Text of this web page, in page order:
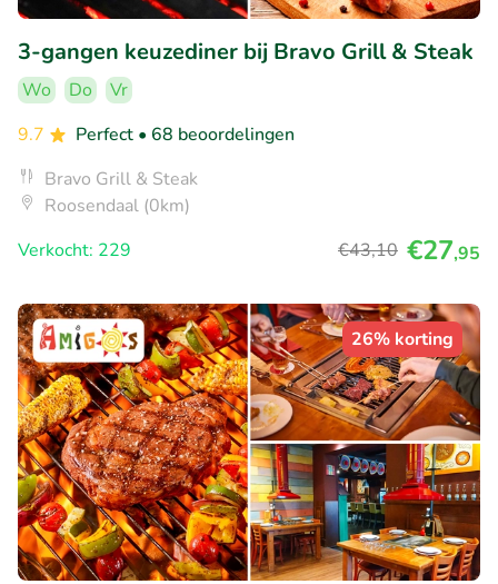
3-gangen keuzediner bij Bravo Grill & Steak
Wo Do
Vr
9.7
Perfect • 68 beoordelingen
Bravo Grill & Steak
Roosendaal (0km)
Verkocht: 229
€43,10 €27,95
26% korting